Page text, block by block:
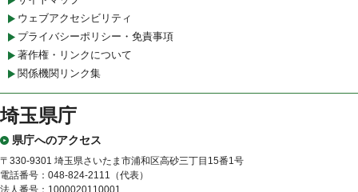
ウェブアクセシビリティ
プライバシーポリシー・免責事項
著作権・リンクについて
関係機関リンク集
埼玉県庁
県庁へのアクセス
〒330-9301 埼玉県さいたま市浦和区高砂三丁目15番1号
電話番号：048-824-2111（代表）
法人番号：1000020110001